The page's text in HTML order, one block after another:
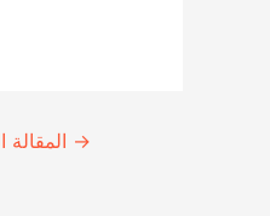
Continue
→ المقالة